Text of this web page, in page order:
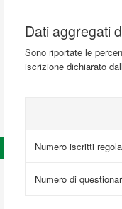
Dati aggregati
Sono riportate le
iscrizione dichiarato
Numero iscritti
Numero di